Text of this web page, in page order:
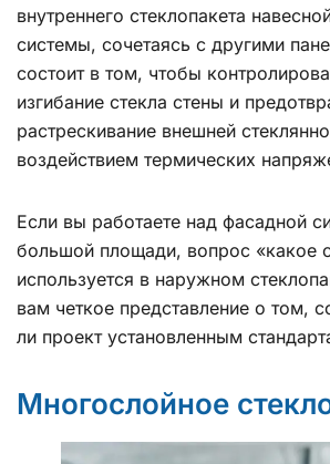
внутреннего стеклопакета
системы, сочетаясь с другими
состоит в том, чтобы
изгибание стекла стены и
растрескивание внешней
воздействием термических
Если вы работаете над фасадной
большой площади, вопрос «какое
используется в наружном
вам четкое представление о том,
ли проект установленным
Многослойное